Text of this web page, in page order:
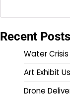
Recent Posts
Water Crisis
Art Exhibit
Drone